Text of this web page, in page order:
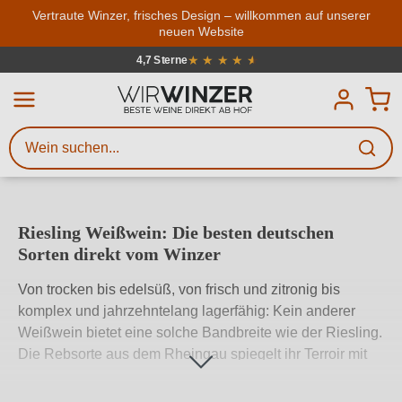
Zum Hauptinhalt springen
Vertraute Winzer, frisches Design – willkommen auf unserer
neuen Website
4,7 Sterne★ ★ ★ ★ ★
★
Durchschnittliche Bewertung von
Riesling Weißwein: Die besten deutschen
Sorten direkt vom Winzer
Von trocken bis edelsüß, von frisch und zitronig bis
komplex und jahrzehntelang lagerfähig: Kein anderer
Weißwein bietet eine solche Bandbreite wie der Riesling.
Die Rebsorte aus dem Rheingau spiegelt ihr Terroir mit
Weinsuche
Mindestens 3 Zeichen eingeben
Beschreiben Sie, welchen Wein
Sie suchen – ob nach Geschmack,
Kriterien.